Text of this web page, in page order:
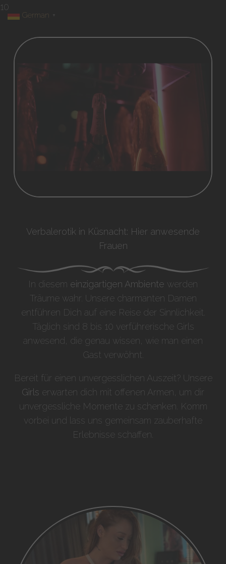
10
Verbalerotik in Küsnacht: Hier anwesende
Frauen
In diesem einzigartigen Ambiente werden
Träume wahr. Unsere charmanten Damen
entführen Dich auf eine Reise der Sinnlichkeit.
Täglich sind 8 bis 10 verführerische Girls
anwesend, die genau wissen, wie man einen
Gast verwöhnt.
Bereit für einen unvergesslichen Auszeit? Unsere
Girls erwarten dich mit offenen Armen, um dir
unvergessliche Momente zu schenken. Komm
vorbei und lass uns gemeinsam zauberhafte
Erlebnisse schaffen.
German